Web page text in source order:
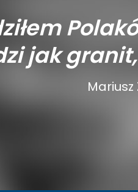
jak
Mariusz